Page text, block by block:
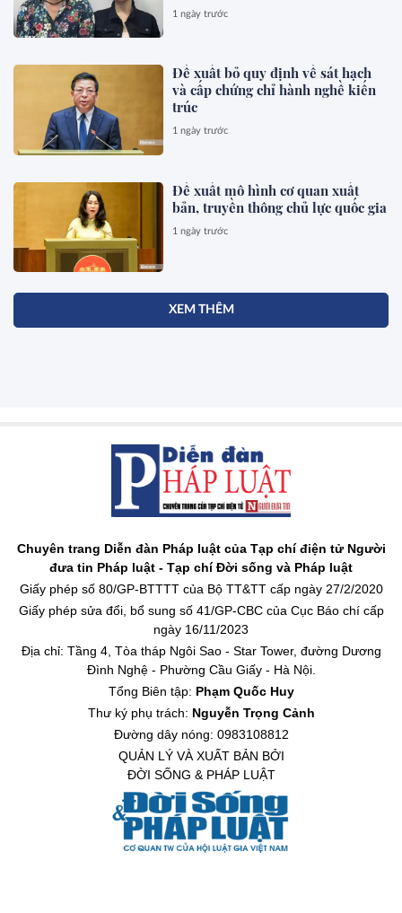
1 ngày trước
Đề xuất bỏ quy định về sát hạch
và cấp chứng chỉ hành nghề kiến
trúc
1 ngày trước
Đề xuất mô hình cơ quan xuất
bản, truyền thông chủ lực quốc gia
1 ngày trước
XEM THÊM
Chuyên trang Diễn đàn Pháp luật của Tạp chí điện tử Người
đưa tin Pháp luật - Tạp chí Đời sống và Pháp luật
Giấy phép số 80/GP-BTTTT của Bộ TT&TT cấp ngày 27/2/2020
Giấy phép sửa đổi, bổ sung số 41/GP-CBC của Cục Báo chí cấp
ngày 16/11/2023
Địa chỉ: Tầng 4, Tòa tháp Ngôi Sao - Star Tower, đường Dương
Đình Nghệ - Phường Cầu Giấy - Hà Nội.
Tổng Biên tập: Phạm Quốc Huy
Thư ký phụ trách: Nguyễn Trọng Cảnh
Đường dây nóng: 0983108812
QUẢN LÝ VÀ XUẤT BẢN BỞI
ĐỜI SỐNG & PHÁP LUẬT